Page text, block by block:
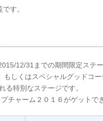
す。
12/31までの期間限定ステー
しくはスペシャルグッドコ
る特別なステージです。
チャーム２０１６がゲットで